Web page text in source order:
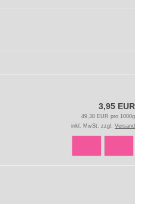
3,95 EUR
49,38 EUR pro 1000g
inkl. MwSt. zzgl. Versand